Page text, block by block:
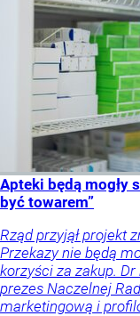
Apteki będą mogły
być towarem”
Rząd przyjął projekt
Przekazy nie będą
korzyści za zakup.
prezes Naczelnej
marketingową i